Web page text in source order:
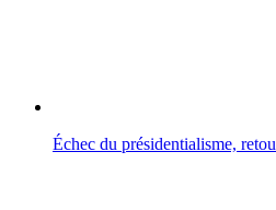
Échec du présidentialisme,